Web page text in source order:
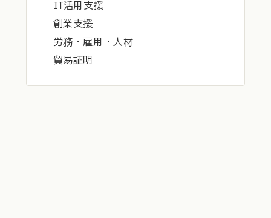
IT活用支援
創業支援
労務・雇用・人材
貿易証明